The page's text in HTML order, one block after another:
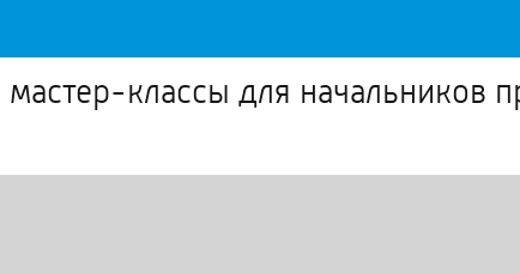
классы для начальников